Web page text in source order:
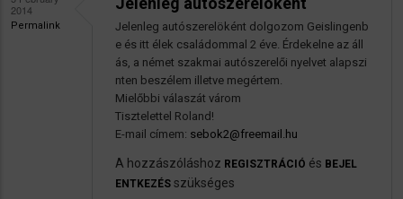
2014
Permalink
Jelenleg autószerelöként dolgozom Geislingenb
e és itt élek családommal 2 éve. Érdekelne az áll
ás, a német szakmai autószerelői nyelvet alapszi
nten beszélem illetve megértem.
Mielőbbi válaszát várom
Tisztelettel Roland!
E-mail címem: sebok2@freemail.hu
A hozzászóláshoz REGISZTRÁCIÓ és BEJEL
ENTKEZÉS szükséges